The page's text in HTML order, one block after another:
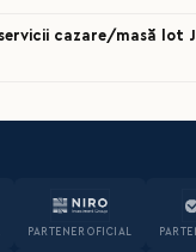
cazare/masă lot
PARTENER OFICIAL